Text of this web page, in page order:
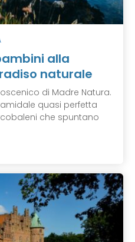
alla
naturale
di Madre Natura.
quasi perfetta
che spuntano